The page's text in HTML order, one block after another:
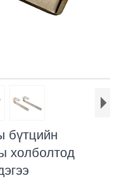
бүтцийн
холболтод